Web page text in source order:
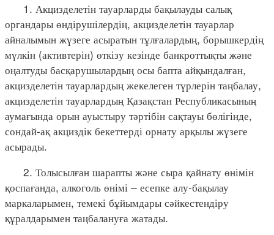
1. Акцизделетін тауарларды бақылауды салық
органдары өндірушілердің, акцизделетін тауарлар
айналымын жүзеге асыратын тұлғалардың, борышкердің
мүлкін (активтерін) өткізу кезінде банкроттықты және
оңалтуды басқарушылардың осы бапта айқындалған,
акцизделетін тауарлардың жекелеген түрлерін таңбалау,
акцизделетін тауарлардың Қазақстан Республикасының
аумағында орын ауыстыру тәртібін сақтауы бөлігінде,
сондай-ақ акциздік бекеттерді орнату арқылы жүзеге
асырады.
2. Толысылған шарапты және сыра қайнату өнімін
қоспағанда, алкоголь өнімі – есепке алу-бақылау
маркаларымен, темекі бұйымдары сәйкестендіру
құралдарымен таңбалануға жатады.